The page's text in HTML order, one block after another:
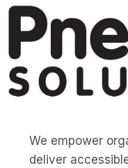
We empower
deliver